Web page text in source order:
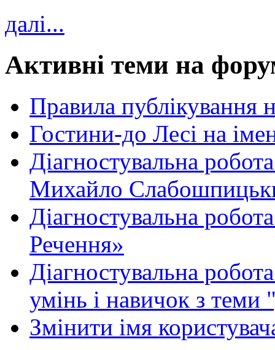
далі...
Активні теми на
Правила публікування
Гостини-до Лесі на
Діагностувальна
Михайло
Діагностувальна
Речення»
Діагностувальна
умінь і навичок з теми
Змінити імя